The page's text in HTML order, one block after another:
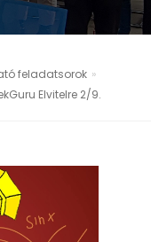
feladatsorok
Elvitelre 2/9.